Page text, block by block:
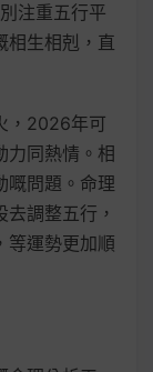
注重五行平
相生相剋，直
，2026年可
力同熱情。相
嘅問題。命理
調整五行，
等運勢更加順